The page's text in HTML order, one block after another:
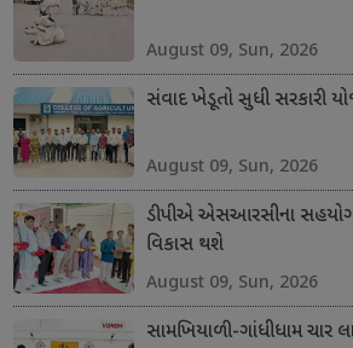
August 09, Sun, 2026
સંવાદ ખેડૂતો સુધી સરકારી
August 09, Sun, 2026
ડીપીએ એસઆરસીના
વિકાસ થશે
August 09, Sun, 2026
સામખિયાળી-ગાંધીધામ ચાર